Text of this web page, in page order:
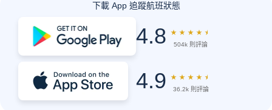
下載 App 追蹤航班狀態
4.8 ★ ★ ★ ★ ★
504k 則評論
4.9 ★ ★ ★ ★ ★
36.2k 則評論